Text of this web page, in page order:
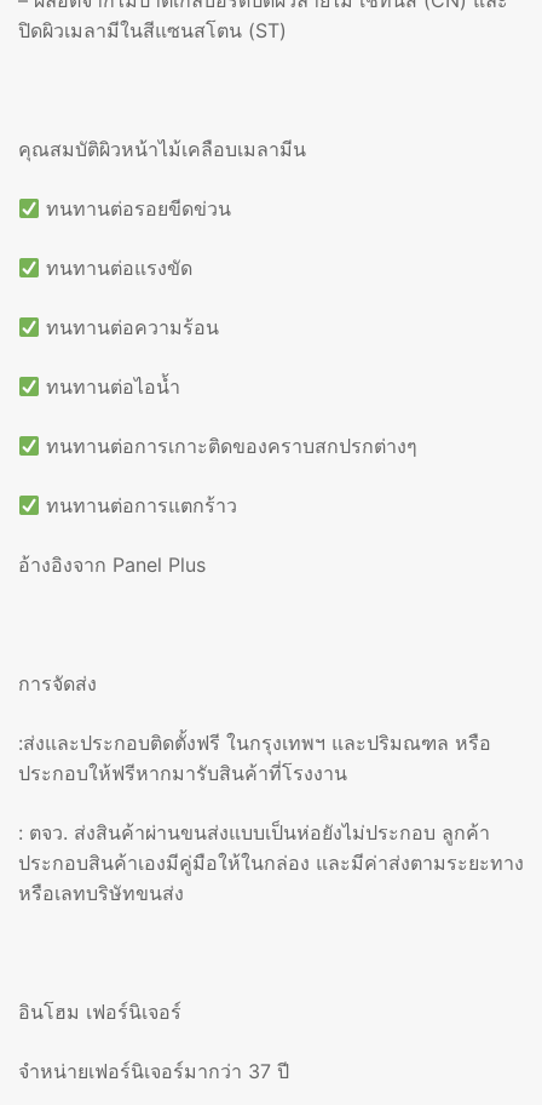
ปิดผิวเมลามีในสีแซนสโตน (ST)
คุณสมบัติผิวหน้าไม้เคลือบเมลามีน
ทนทานต่อรอยขีดข่วน
ทนทานต่อแรงขัด
ทนทานต่อความร้อน
ทนทานต่อไอน้ำ
ทนทานต่อการเกาะติดของคราบสกปรกต่างๆ
ทนทานต่อการแตกร้าว
อ้างอิงจาก Panel Plus
การจัดส่ง
:ส่งและประกอบติดตั้งฟรี ในกรุงเทพฯ และปริมณฑล หรือ
ประกอบให้ฟรีหากมารับสินค้าที่โรงงาน
: ตจว. ส่งสินค้าผ่านขนส่งแบบเป็นห่อยังไม่ประกอบ ลูกค้า
ประกอบสินค้าเองมีคู่มือให้ในกล่อง และมีค่าส่งตามระยะทาง
หรือเลทบริษัทขนส่ง
อินโฮม เฟอร์นิเจอร์
จำหน่ายเฟอร์นิเจอร์มากว่า 37 ปี